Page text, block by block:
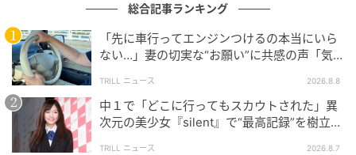
総合記事ランキング
「先に車行ってエンジンつけるの本当にいら
ない…」妻の切実な“お願い”に共感の声「気
TRILL ニュース 2026.8.8
中１で「どこに行ってもスカウトされた」異
次元の美少女『silent』で“最高記録”を樹立し
TRILL ニュース 2026.8.7